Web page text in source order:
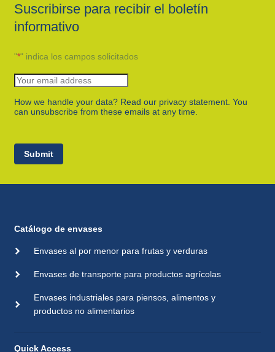
Suscribirse para recibir el boletín
informativo
"*" indica los campos solicitados
How we handle your data? Read our privacy statement. You
can unsubscribe from these emails at any time.
Submit
Catálogo de envases
Envases al por menor para frutas y verduras
Envases de transporte para productos agrícolas
Envases industriales para piensos, alimentos y
productos no alimentarios
Quick Access